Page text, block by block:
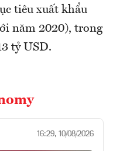
tiêu xuất khẩu
năm 2020), trong
tỷ USD.
16:29, 10/08/2026